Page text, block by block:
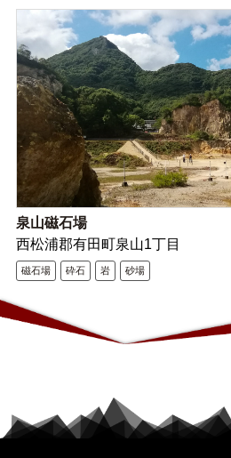
泉山磁石場
西松浦郡有田町泉山1丁目
磁石場 砕石 岩 砂場